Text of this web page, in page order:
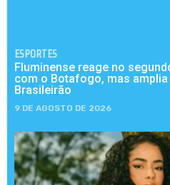
ESPORTES
Fluminense reage no
com o Botafogo, mas amplia
Brasileirão
9 DE AGOSTO DE 2026